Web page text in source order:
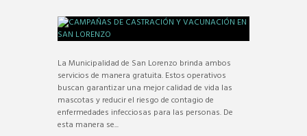
La Municipalidad de San Lorenzo brinda ambos
servicios de manera gratuita. Estos operativos
buscan garantizar una mejor calidad de vida las
mascotas y reducir el riesgo de contagio de
enfermedades infecciosas para las personas. De
esta manera se...